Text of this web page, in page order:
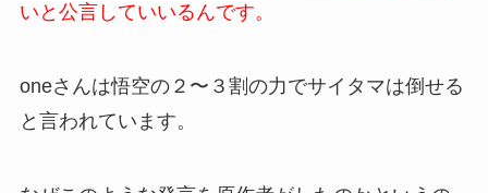
いと公言していいるんです。
oneさんは悟空の２〜３割の力でサイタマは倒せる
と言われています。